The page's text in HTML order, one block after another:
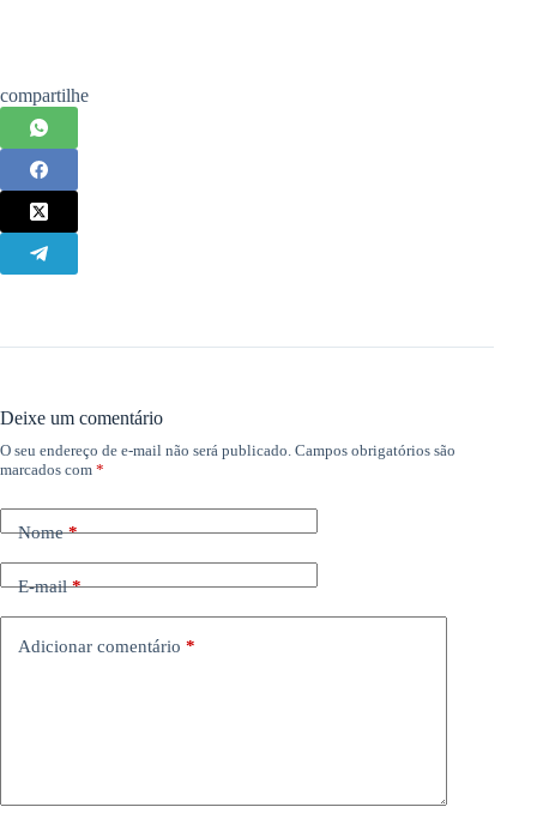
compartilhe
Deixe um comentário
O seu endereço de e-mail não será publicado. Campos obrigatórios são
marcados com *
Nome*
E-mail*
Adicionar comentário *